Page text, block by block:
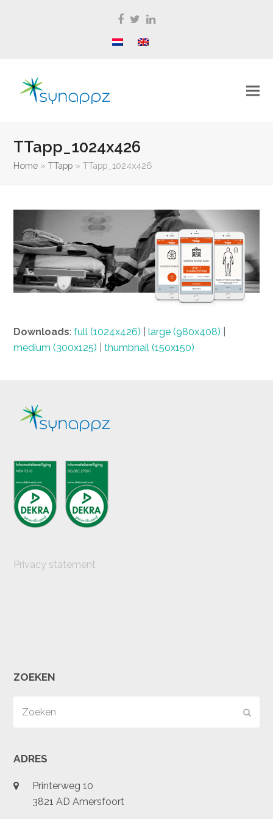
Facebook
TwitterLinkedIn
TTapp_1024x426
Home »TTapp »TTapp_1024x426
Downloads:full (1024x426) |large (980x408)
medium (300x125) |thumbnail (150x150)
Privacy statement
ZOEKEN
ADRES
Printerweg 10
3821 AD Amersfoort